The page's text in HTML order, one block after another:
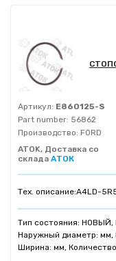
Артикул: E860125-S
Part number: 56862
Производство: FORD
ATOK, Доставка со
склада АТОК
Тех. описание:A4LD-
Тип состояния: НОВЫЙ,
Наружный диаметр: мм,
Ширина: мм,